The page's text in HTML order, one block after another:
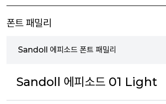
폰트 패밀리
Sandoll 에피소드 폰트 패밀리
Sandoll 에피소드 01 Light